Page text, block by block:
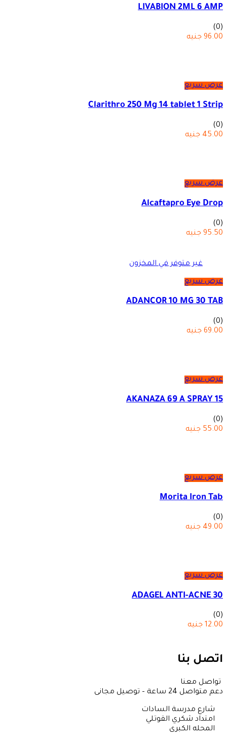
LIVABION 2ML 6 AMP
(0)
96.00 جنيه
عرض سريع
Clarithro 250 Mg 14 tablet 1 Strip
(0)
45.00 جنيه
عرض سريع
Alcaftapro Eye Drop
(0)
95.50 جنيه
غير متوفر في المخزون
عرض سريع
ADANCOR 10 MG 30 TAB
(0)
69.00 جنيه
عرض سريع
AKANAZA 69 A SPRAY 15
(0)
55.00 جنيه
عرض سريع
Morita Iron Tab
(0)
49.00 جنيه
عرض سريع
ADAGEL ANTI-ACNE 30
(0)
12.00 جنيه
اتصل بنا
تواصل معنا
دعم متواصل 24 ساعة – توصيل مجانى
شارع مدرسة السادات
امتداد شكري القوتلي
المحله الكبرى